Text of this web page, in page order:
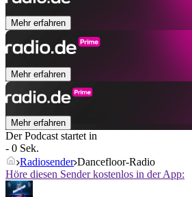
Mehr erfahren
Mehr erfahren
Mehr erfahren
Der Podcast startet in
- 0 Sek.
Radiosender Dancefloor-Radio
Höre diesen Sender kostenlos in der App: